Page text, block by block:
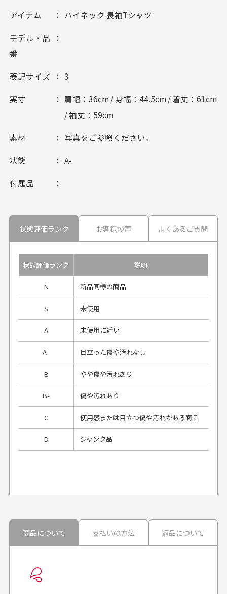
アイテム ハイネック 長袖Tシャツ
モデル・品
番
表記サイズ 3
実寸
肩幅：36cm / 身幅：44.5cm / 着丈：61cm
/ 袖丈：59cm
素材 写真をご参照ください。
状態 A-
付属品
状態評価ランク お客様の声 よくあるご質問
状態評価ランク 説明
N 新品同様の商品
S 未使用
A 未使用に近い
A- 目立った傷や汚れなし
B やや傷や汚れあり
B- 傷や汚れあり
C 使用感または目立つ傷や汚れがある商品
D ジャンク品
良かった！
30代男性
お届け希望日時をご指定頂けます。
商品について 支払いの方法 返品について